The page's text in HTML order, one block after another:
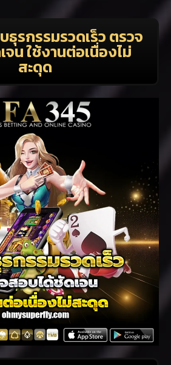
ธุรกรรมรวดเร็ว ตรวจ
น ใช้งานต่อเนื่องไม่
สะดุด